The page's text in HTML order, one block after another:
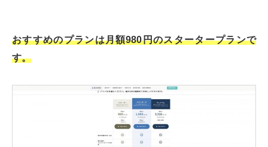
おすすめのプランは月額980円のスタータープランで
す。